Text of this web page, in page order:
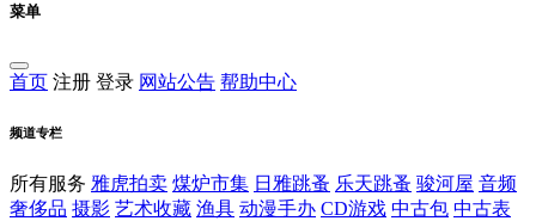
菜单
首页 注册 登录 网站公告 帮助中心
频道专栏
所有服务 雅虎拍卖 煤炉市集 日雅跳蚤 乐天跳蚤 骏河屋 音频
奢侈品 摄影 艺术收藏 渔具 动漫手办 CD游戏 中古包 中古表